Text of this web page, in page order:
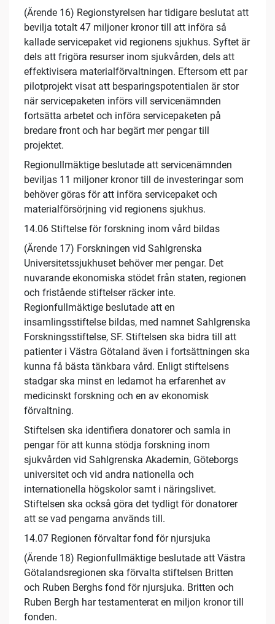
(Ärende 16) Regionstyrelsen har tidigare beslutat att
bevilja totalt 47 miljoner kronor till att införa så
kallade servicepaket vid regionens sjukhus. Syftet är
dels att frigöra resurser inom sjukvården, dels att
effektivisera materialförvaltningen. Eftersom ett par
pilotprojekt visat att besparingspotentialen är stor
när servicepaketen införs vill servicenämnden
fortsätta arbetet och införa servicepaketen på
bredare front och har begärt mer pengar till
projektet.
Regionullmäktige beslutade att servicenämnden
beviljas 11 miljoner kronor till de investeringar som
behöver göras för att införa servicepaket och
materialförsörjning vid regionens sjukhus.
14.06 Stiftelse för forskning inom vård bildas
(Ärende 17) Forskningen vid Sahlgrenska
Universitetssjukhuset behöver mer pengar. Det
nuvarande ekonomiska stödet från staten, regionen
och fristående stiftelser räcker inte.
Regionfullmäktige beslutade att en
insamlingsstiftelse bildas, med namnet Sahlgrenska
Forskningsstiftelse, SF. Stiftelsen ska bidra till att
patienter i Västra Götaland även i fortsättningen ska
kunna få bästa tänkbara vård. Enligt stiftelsens
stadgar ska minst en ledamot ha erfarenhet av
medicinskt forskning och en av ekonomisk
förvaltning.
Stiftelsen ska identifiera donatorer och samla in
pengar för att kunna stödja forskning inom
sjukvården vid Sahlgrenska Akademin, Göteborgs
universitet och vid andra nationella och
internationella högskolor samt i näringslivet.
Stiftelsen ska också göra det tydligt för donatorer
att se vad pengarna används till.
14.07 Regionen förvaltar fond för njursjuka
(Ärende 18) Regionfullmäktige beslutade att Västra
Götalandsregionen ska förvalta stiftelsen Britten
och Ruben Berghs fond för njursjuka. Britten och
Ruben Bergh har testamenterat en miljon kronor till
fonden.